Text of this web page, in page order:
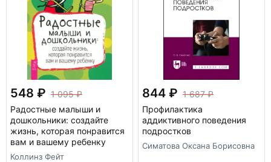
548
1 095
Радостные малыши и
дошкольники: создайте
жизнь, которая понравится
вам и вашему ребенку
Коллинз Фейт
844
1 687
Профилактика
аддиктивного поведения
подростков
Симатова Оксана Борисовна